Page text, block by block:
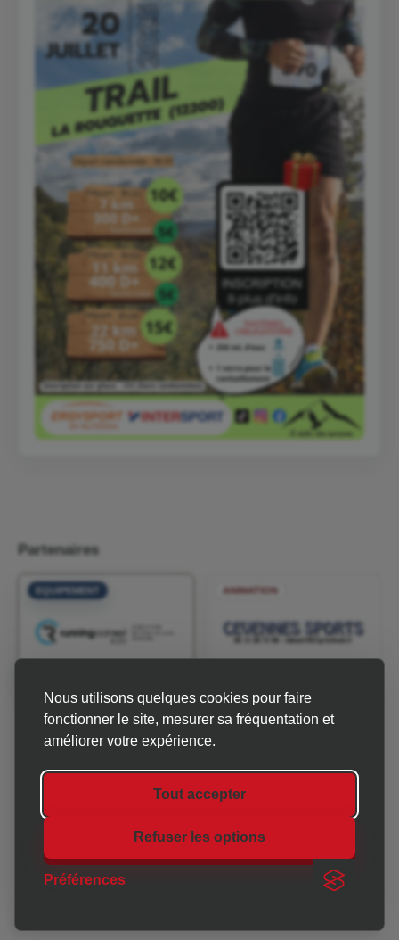
Nous utilisons quelques cookies pour faire
fonctionner le site, mesurer sa fréquentation et
améliorer votre expérience.
Tout accepter
Refuser les options
Préférences
Partenaires
EQUIPEMENT
INFOS & MÉTÉO
CHRONO 30-07 est une association qui accompagne les
organisateurs d'événements sportifs et associatifs en
Gard-Ardèche.
Thème